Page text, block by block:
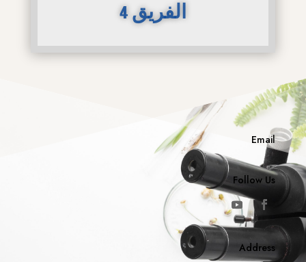
الفريق 4
Email
Follow Us
Address